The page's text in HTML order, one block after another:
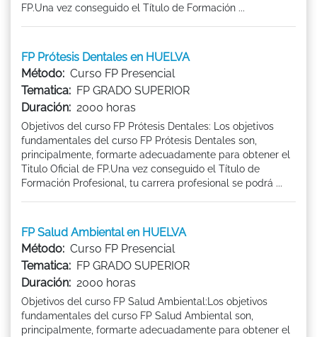
FP.Una vez conseguido el Título de Formación ...
FP Prótesis Dentales en HUELVA
Método: Curso FP Presencial
Tematica: FP GRADO SUPERIOR
Duración: 2000 horas
Objetivos del curso FP Prótesis Dentales: Los objetivos
fundamentales del curso FP Prótesis Dentales son,
principalmente, formarte adecuadamente para obtener el
Titulo Oficial de FP.Una vez conseguido el Título de
Formación Profesional, tu carrera profesional se podrá ...
FP Salud Ambiental en HUELVA
Método: Curso FP Presencial
Tematica: FP GRADO SUPERIOR
Duración: 2000 horas
Objetivos del curso FP Salud Ambiental:Los objetivos
fundamentales del curso FP Salud Ambiental son,
principalmente, formarte adecuadamente para obtener el